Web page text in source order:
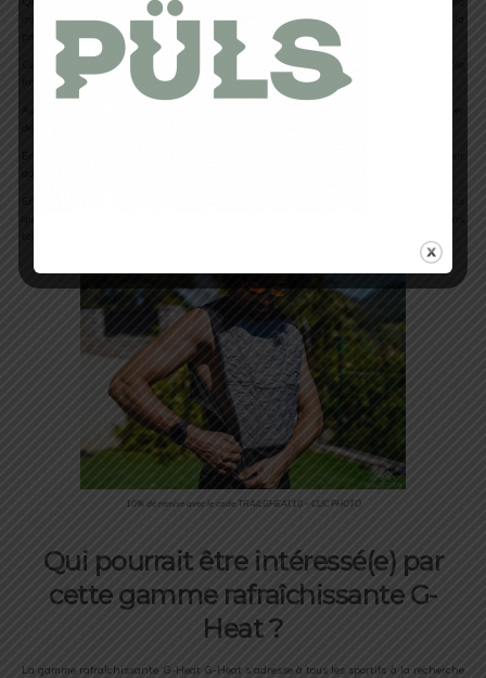
quotidiennes en extérieur par temps chaud, j’ai apprécié la fraîcheur continue et la
protection UV upf 50 offertes par ces vêtements.
Ce que j’ai trouvé cool, c’est que la gamme G-Heat est plutôt accessible
financièrement.
10% de remise avec le code TRAILGHEAT10 – CLIC PHOTO
Qui pourrait être intéressé(e) par
cette gamme rafraîchissante G-
Heat ?
La gamme rafraîchissante G-Heat G-Heat s’adresse à tous les sportifs à la recherche